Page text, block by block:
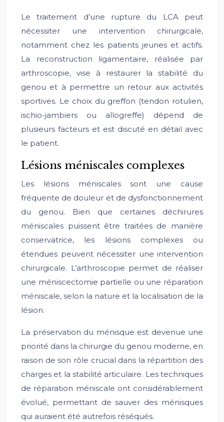
Le traitement d’une rupture du LCA peut
nécessiter une intervention chirurgicale,
notamment chez les patients jeunes et actifs.
La reconstruction ligamentaire, réalisée par
arthroscopie, vise à restaurer la stabilité du
genou et à permettre un retour aux activités
sportives. Le choix du greffon (tendon rotulien,
ischio-jambiers ou allogreffe) dépend de
plusieurs facteurs et est discuté en détail avec
le patient.
Lésions méniscales complexes
Les lésions méniscales sont une cause
fréquente de douleur et de dysfonctionnement
du genou. Bien que certaines déchirures
méniscales puissent être traitées de manière
conservatrice, les lésions complexes ou
étendues peuvent nécessiter une intervention
chirurgicale. L’arthroscopie permet de réaliser
une méniscectomie partielle ou une réparation
méniscale, selon la nature et la localisation de la
lésion.
La préservation du ménisque est devenue une
priorité dans la chirurgie du genou moderne, en
raison de son rôle crucial dans la répartition des
charges et la stabilité articulaire. Les techniques
de réparation méniscale ont considérablement
évolué, permettant de sauver des ménisques
qui auraient été autrefois réséqués.